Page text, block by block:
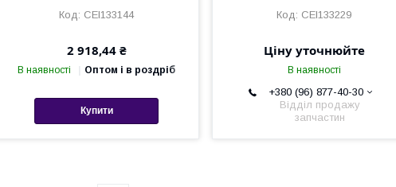
CEI133144
2 918,44 ₴
В наявності Оптом і в роздріб
Купити
CEI133229
Ціну уточнюйте
В наявності
+380 (96) 877-40-30
Відділ продажу
запчастин